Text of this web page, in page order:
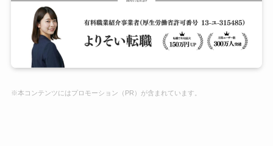
※本コンテンツにはプロモーション（PR）が含まれています。